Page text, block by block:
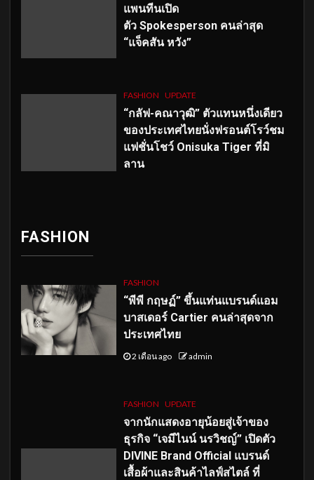
แพนทีนเปิด
ตัว Spokesperson คนล่าสุด
“แจ็คสัน หวัง”
FASHION UPDATE
“กลัฟ-คณาวุฒิ” ตัวแทนหนึ่งเดียว
ของประเทศไทยนั่งฟรอนต์โรว์ชม
แฟชั่นโชว์ Onisuka Tiger ที่มิ
ลาน
FASHION
FASHION
“พีพี กฤษฏ์” ขึ้นแท่นแบรนด์แอม
บาสเดอร์ Cartier คนล่าสุดจาก
ประเทศไทย
2 เดือน ago admin
FASHION UPDATE
จากนักแสดงอายุน้อยสู่เจ้าของ
ธุรกิจ “เจมีไนน์ นรวิชญ์” เปิดตัว
DIVINE Brand Official แบรนด์
เสื้อผ้าและสินค้าไลฟ์สไตล์ ที่